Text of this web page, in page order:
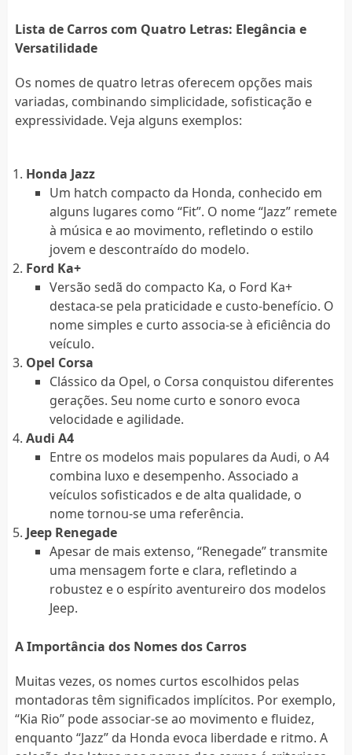
Lista de Carros com Quatro Letras: Elegância e
Versatilidade
Os nomes de quatro letras oferecem opções mais
variadas, combinando simplicidade, sofisticação e
expressividade. Veja alguns exemplos:
Honda Jazz
Um hatch compacto da Honda, conhecido em
alguns lugares como “Fit”. O nome “Jazz” remete
à música e ao movimento, refletindo o estilo
jovem e descontraído do modelo.
Ford Ka+
Versão sedã do compacto Ka, o Ford Ka+
destaca-se pela praticidade e custo-benefício. O
nome simples e curto associa-se à eficiência do
veículo.
Opel Corsa
Clássico da Opel, o Corsa conquistou diferentes
gerações. Seu nome curto e sonoro evoca
velocidade e agilidade.
Audi A4
Entre os modelos mais populares da Audi, o A4
combina luxo e desempenho. Associado a
veículos sofisticados e de alta qualidade, o
nome tornou-se uma referência.
Jeep Renegade
Apesar de mais extenso, “Renegade” transmite
uma mensagem forte e clara, refletindo a
robustez e o espírito aventureiro dos modelos
Jeep.
A Importância dos Nomes dos Carros
Muitas vezes, os nomes curtos escolhidos pelas
montadoras têm significados implícitos. Por exemplo,
“Kia Rio” pode associar-se ao movimento e fluidez,
enquanto “Jazz” da Honda evoca liberdade e ritmo. A